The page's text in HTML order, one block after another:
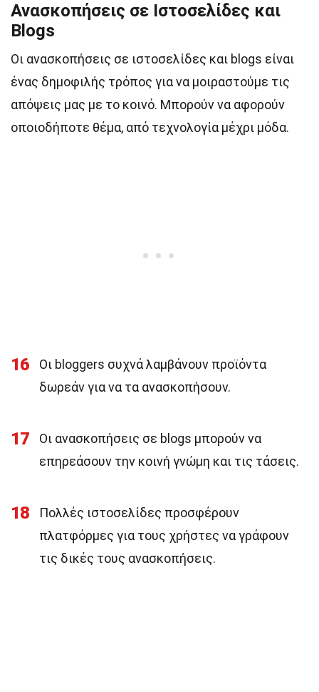
Ανασκοπήσεις σε Ιστοσελίδες και
Blogs
Οι ανασκοπήσεις σε ιστοσελίδες και blogs είναι
ένας δημοφιλής τρόπος για να μοιραστούμε τις
απόψεις μας με το κοινό. Μπορούν να αφορούν
οποιοδήποτε θέμα, από τεχνολογία μέχρι μόδα.
16
Οι bloggers συχνά λαμβάνουν προϊόντα
δωρεάν για να τα ανασκοπήσουν.
17
Οι ανασκοπήσεις σε blogs μπορούν να
επηρεάσουν την κοινή γνώμη και τις τάσεις.
18
Πολλές ιστοσελίδες προσφέρουν
πλατφόρμες για τους χρήστες να γράφουν
τις δικές τους ανασκοπήσεις.